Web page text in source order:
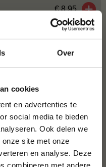
Over
cookies
en advertenties te
social media te bieden
Ook delen we
site met onze
en analyse. Deze
combineren met andere
€ 8,95
€ 9,95
en ontvang direct